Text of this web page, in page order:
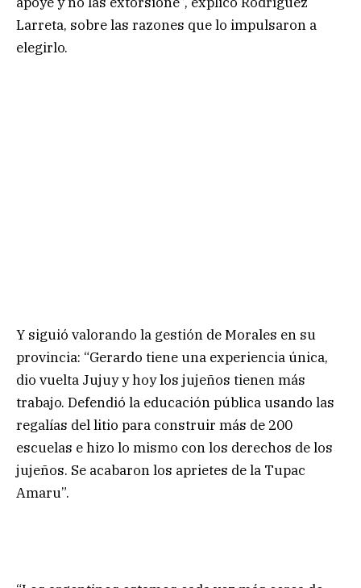
Larreta, sobre las razones que lo impulsaron a
elegirlo.
Y siguió valorando la gestión de Morales en su
provincia: “Gerardo tiene una experiencia única,
dio vuelta Jujuy y hoy los jujeños tienen más
trabajo. Defendió la educación pública usando las
regalías del litio para construir más de 200
escuelas e hizo lo mismo con los derechos de los
jujeños. Se acabaron los aprietes de la Tupac
Amaru”.